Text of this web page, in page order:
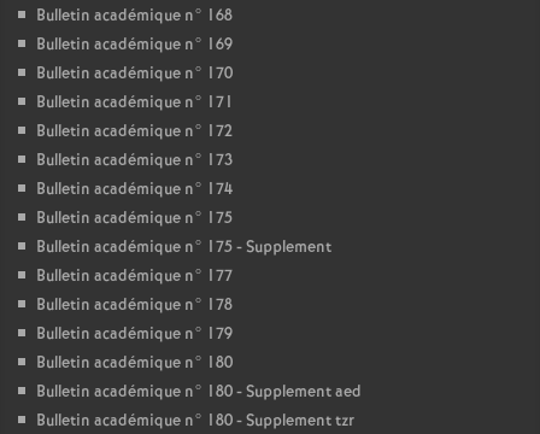
Bulletin académique n° 168
Bulletin académique n° 169
Bulletin académique n° 170
Bulletin académique n° 171
Bulletin académique n° 172
Bulletin académique n° 173
Bulletin académique n° 174
Bulletin académique n° 175
Bulletin académique n° 175 - Supplement
Bulletin académique n° 177
Bulletin académique n° 178
Bulletin académique n° 179
Bulletin académique n° 180
Bulletin académique n° 180 - Supplement aed
Bulletin académique n° 180 - Supplement tzr